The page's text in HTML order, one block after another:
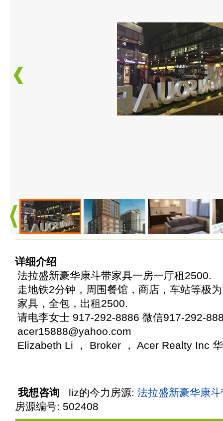
详细介绍
法拉盛新豪华康斗带家具一房一厅租2500.
走地铁2分钟，周围餐馆，商店，车站等极
家具，全包，出租2500.
请电李女士 917-292-8886 微信917-292-
acer15888@yahoo.com
Elizabeth Li ， Broker ， Acer Realty Inc
我想咨询 liz的今力房源: 法拉盛新豪华康
房源编号: 502408